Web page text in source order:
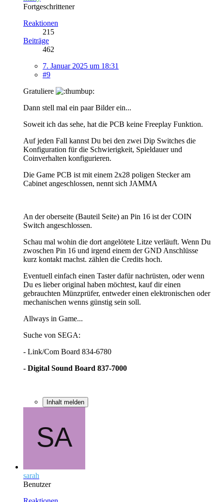
Fortgeschrittener
Reaktionen
215
Beiträge
462
7. Januar 2025 um 18:31
#9
Gratuliere
Dann stell mal ein paar Bilder ein...
Soweit ich das sehe, hat die PCB keine Freeplay Funktion.
Auf jeden Fall kannst Du bei den zwei Dip Switches die
Konfiguration für die Schwierigkeit, Spieldauer und
Coinverhalten konfigurieren.
Die Game PCB ist mit einem 2x28 poligen Stecker am
Cabinet angeschlossen, nennt sich JAMMA
An der oberseite (Bauteil Seite) an Pin 16 ist der COIN
Switch angeschlossen.
Schau mal wohin die dort angelötete Litze verläuft. Wenn Du
zwoschen Pin 16 und irgend einem der GND Anschlüsse
kurz kontakt machst. zählen die Credits hoch.
Eventuell einfach einen Taster dafür nachrüsten, oder wenn
Du es lieber original haben möchtest, kauf dir einen
gebrauchten Münzprüfer, entweder einen elektronischen oder
mechanischen wenns günstig sein soll.
Allways in Game...
Suche von SEGA:
- Link/Com Board 834-6780
- Digital Sound Board 837-7000
Inhalt melden
sarah
Benutzer